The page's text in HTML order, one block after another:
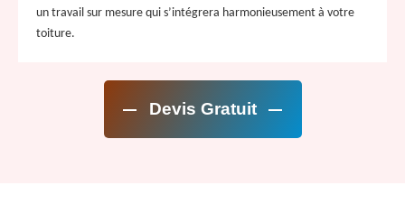
un travail sur mesure qui s’intégrera harmonieusement à votre
toiture.
Devis Gratuit